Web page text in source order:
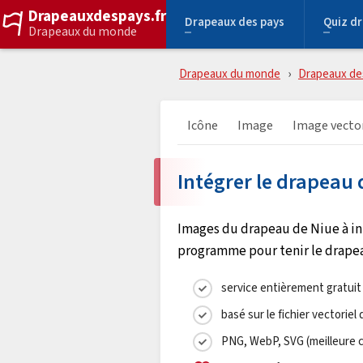
Drapeauxdespays.fr
Drapeaux du monde
Drapeaux des pays Quiz
Drapeaux du monde Drapeaux
Icône Image Image
Intégrer le drapeau
Images du drapeau de Niue à
programme pour tenir le
service entièrement
basé sur le fichier vectoriel
PNG, WebP, SVG